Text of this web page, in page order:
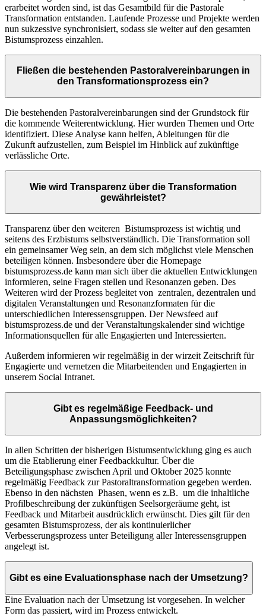
erarbeitet worden sind, ist das Gesamtbild für die Pastorale
Transformation entstanden. Laufende Prozesse und Projekte werden
nun sukzessive synchronisiert, sodass sie weiter auf den gesamten
Bistumsprozess einzahlen.
Fließen die bestehenden Pastoralvereinbarungen in
den Transformationsprozess ein?
Die bestehenden Pastoralvereinbarungen sind der Grundstock für
die kommende Weiterentwicklung. Hier wurden Themen und Orte
identifiziert. Diese Analyse kann helfen, Ableitungen für die
Zukunft aufzustellen, zum Beispiel im Hinblick auf zukünftige
verlässliche Orte.
Wie wird Transparenz über die Transformation
gewährleistet?
Transparenz über den weiteren Bistumsprozess ist wichtig und
seitens des Erzbistums selbstverständlich. Die Transformation soll
ein gemeinsamer Weg sein, an dem sich möglichst viele Menschen
beteiligen können. Insbesondere über die Homepage
bistumsprozess.de kann man sich über die aktuellen Entwicklungen
informieren, seine Fragen stellen und Resonanzen geben. Des
Weiteren wird der Prozess begleitet von zentralen, dezentralen und
digitalen Veranstaltungen und Resonanzformaten für die
unterschiedlichen Interessensgruppen. Der Newsfeed auf
bistumsprozess.de und der Veranstaltungskalender sind wichtige
Informationsquellen für alle Engagierten und Interessierten.
Außerdem informieren wir regelmäßig in der wirzeit Zeitschrift für
Engagierte und vernetzen die Mitarbeitenden und Engagierten in
unserem Social Intranet.
Gibt es regelmäßige Feedback- und
Anpassungsmöglichkeiten?
In allen Schritten der bisherigen Bistumsentwicklung ging es auch
um die Etablierung einer Feedbackkultur. Über die
Beteiligungsphase zwischen April und Oktober 2025 konnte
regelmäßig Feedback zur Pastoraltransformation gegeben werden.
Ebenso in den nächsten Phasen, wenn es z.B. um die inhaltliche
Profilbeschreibung der zukünftigen Seelsorgeräume geht, ist
Feedback und Mitarbeit ausdrücklich erwünscht. Dies gilt für den
gesamten Bistumsprozess, der als kontinuierlicher
Verbesserungsprozess unter Beteiligung aller Interessensgruppen
angelegt ist.
Gibt es eine Evaluationsphase nach der Umsetzung?
Eine Evaluation nach der Umsetzung ist vorgesehen. In welcher
Form das passiert, wird im Prozess entwickelt.